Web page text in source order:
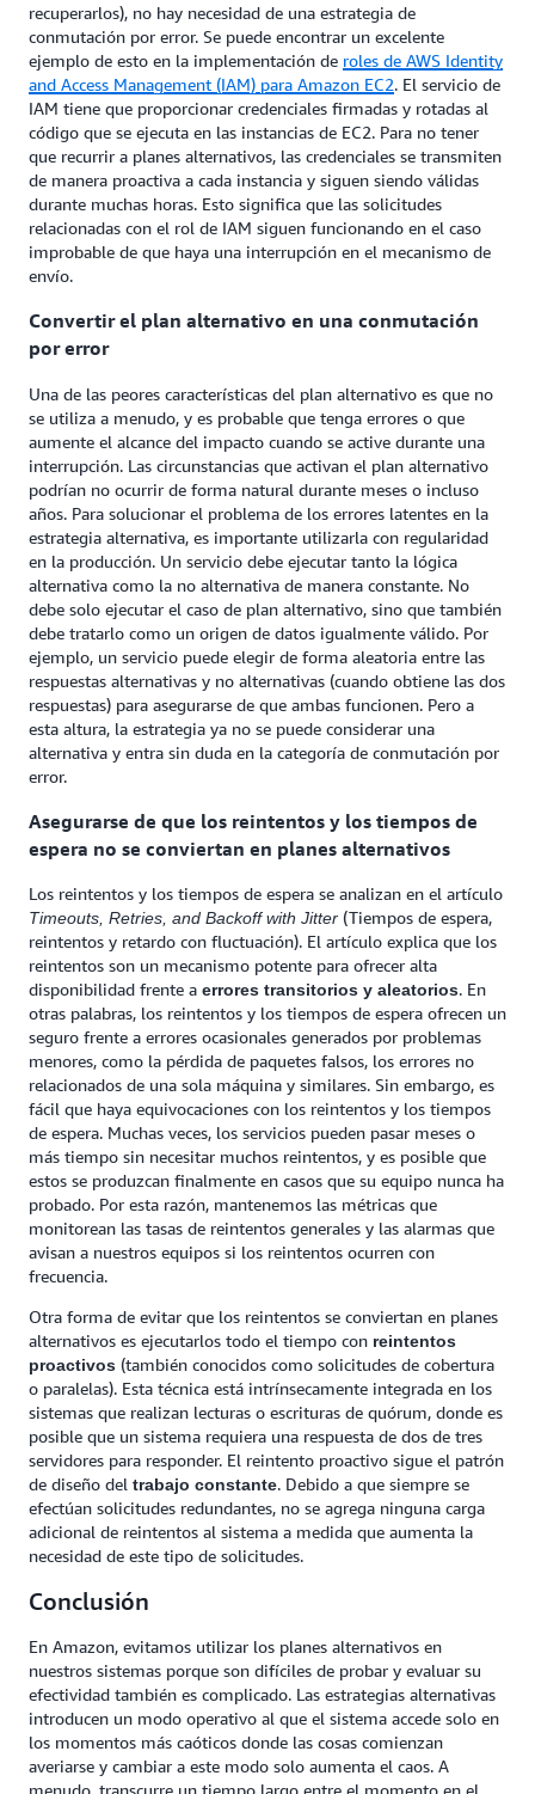
recuperarlos), no hay necesidad de una estrategia de
conmutación por error. Se puede encontrar un excelente
ejemplo de esto en la implementación de roles de AWS Identity
and Access Management (IAM) para Amazon EC2. El servicio de
IAM tiene que proporcionar credenciales firmadas y rotadas al
código que se ejecuta en las instancias de EC2. Para no tener
que recurrir a planes alternativos, las credenciales se transmiten
de manera proactiva a cada instancia y siguen siendo válidas
durante muchas horas. Esto significa que las solicitudes
relacionadas con el rol de IAM siguen funcionando en el caso
improbable de que haya una interrupción en el mecanismo de
envío.
Convertir el plan alternativo en una conmutación
por error
Una de las peores características del plan alternativo es que no
se utiliza a menudo, y es probable que tenga errores o que
aumente el alcance del impacto cuando se active durante una
interrupción. Las circunstancias que activan el plan alternativo
podrían no ocurrir de forma natural durante meses o incluso
años. Para solucionar el problema de los errores latentes en la
estrategia alternativa, es importante utilizarla con regularidad
en la producción. Un servicio debe ejecutar tanto la lógica
alternativa como la no alternativa de manera constante. No
debe solo ejecutar el caso de plan alternativo, sino que también
debe tratarlo como un origen de datos igualmente válido. Por
ejemplo, un servicio puede elegir de forma aleatoria entre las
respuestas alternativas y no alternativas (cuando obtiene las dos
respuestas) para asegurarse de que ambas funcionen. Pero a
esta altura, la estrategia ya no se puede considerar una
alternativa y entra sin duda en la categoría de conmutación por
error.
Asegurarse de que los reintentos y los tiempos de
espera no se conviertan en planes alternativos
Los reintentos y los tiempos de espera se analizan en el artículo
Timeouts, Retries, and Backoff with Jitter (Tiempos de espera,
reintentos y retardo con fluctuación). El artículo explica que los
reintentos son un mecanismo potente para ofrecer alta
disponibilidad frente a errores transitorios y aleatorios. En
otras palabras, los reintentos y los tiempos de espera ofrecen un
seguro frente a errores ocasionales generados por problemas
menores, como la pérdida de paquetes falsos, los errores no
relacionados de una sola máquina y similares. Sin embargo, es
fácil que haya equivocaciones con los reintentos y los tiempos
de espera. Muchas veces, los servicios pueden pasar meses o
más tiempo sin necesitar muchos reintentos, y es posible que
estos se produzcan finalmente en casos que su equipo nunca ha
probado. Por esta razón, mantenemos las métricas que
monitorean las tasas de reintentos generales y las alarmas que
avisan a nuestros equipos si los reintentos ocurren con
frecuencia.
Otra forma de evitar que los reintentos se conviertan en planes
alternativos es ejecutarlos todo el tiempo con reintentos
proactivos (también conocidos como solicitudes de cobertura
o paralelas). Esta técnica está intrínsecamente integrada en los
sistemas que realizan lecturas o escrituras de quórum, donde es
posible que un sistema requiera una respuesta de dos de tres
servidores para responder. El reintento proactivo sigue el patrón
de diseño del trabajo constante. Debido a que siempre se
efectúan solicitudes redundantes, no se agrega ninguna carga
adicional de reintentos al sistema a medida que aumenta la
necesidad de este tipo de solicitudes.
Conclusión
En Amazon, evitamos utilizar los planes alternativos en
nuestros sistemas porque son difíciles de probar y evaluar su
efectividad también es complicado. Las estrategias alternativas
introducen un modo operativo al que el sistema accede solo en
los momentos más caóticos donde las cosas comienzan
averiarse y cambiar a este modo solo aumenta el caos. A